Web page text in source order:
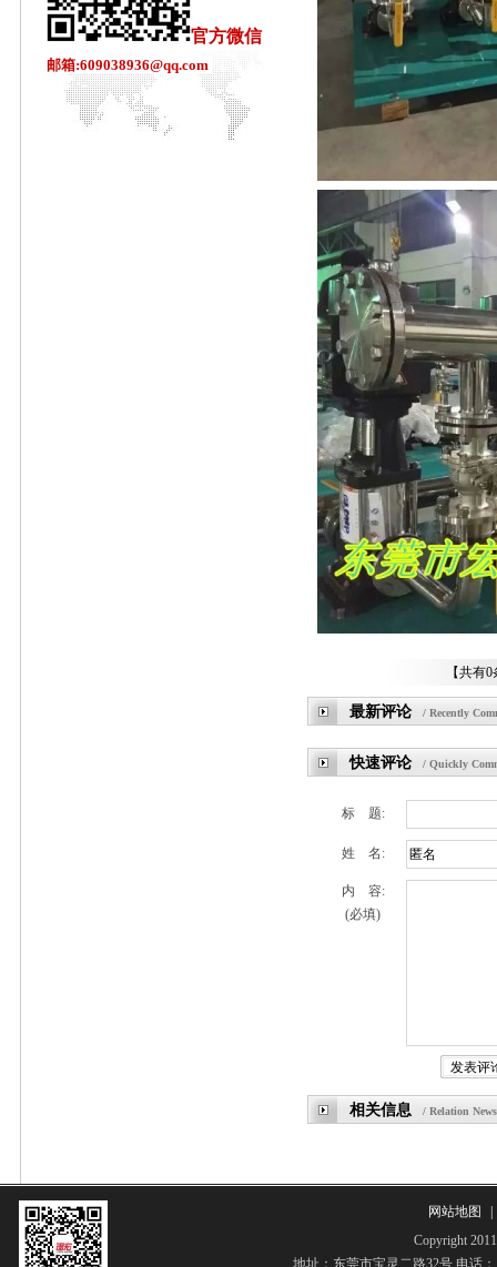
官方微信
邮箱:609038936@qq.com
【共有
最新评论 / Recently
快速评论 / Quickly
标 题:
姓 名:
内 容:
(必填)
相关信息 / Relation News
网站地图
Copyright
地址：东莞市宝灵二路32号 电话：